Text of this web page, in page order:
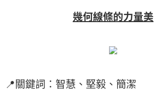
幾何線條的力量美
📍關鍵詞：智慧、堅毅、簡潔